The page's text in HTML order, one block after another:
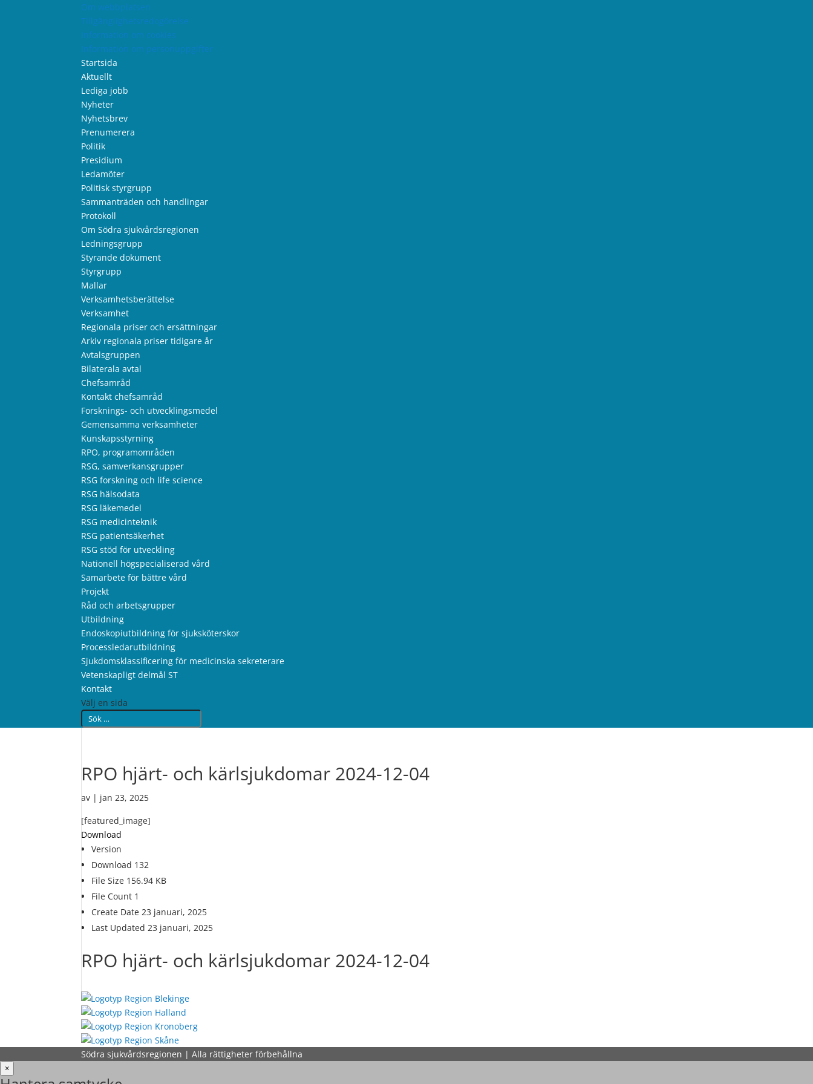
Om webbplatsen
Tillgänglighetsredogörelse
Information om cookies
Information om personuppgifter
Startsida
Aktuellt
Lediga jobb
Nyheter
Nyhetsbrev
Prenumerera
Politik
Presidium
Ledamöter
Politisk styrgrupp
Sammanträden och handlingar
Protokoll
Om Södra sjukvårdsregionen
Ledningsgrupp
Styrande dokument
Styrgrupp
Mallar
Verksamhetsberättelse
Verksamhet
Regionala priser och ersättningar
Arkiv regionala priser tidigare år
Avtalsgruppen
Bilaterala avtal
Chefsamråd
Kontakt chefsamråd
Forsknings- och utvecklingsmedel
Gemensamma verksamheter
Kunskapsstyrning
RPO, programområden
RSG, samverkansgrupper
RSG forskning och life science
RSG hälsodata
RSG läkemedel
RSG medicinteknik
RSG patientsäkerhet
RSG stöd för utveckling
Nationell högspecialiserad vård
Samarbete för bättre vård
Projekt
Råd och arbetsgrupper
Utbildning
Endoskopiutbildning för sjuksköterskor
Processledarutbildning
Sjukdomsklassificering för medicinska sekreterare
Vetenskapligt delmål ST
Kontakt
Välj en sida
RPO hjärt- och kärlsjukdomar 2024-12-04
av | jan 23, 2025
[featured_image]
Download
Version
Download 132
File Size 156.94 KB
File Count 1
Create Date23 januari, 2025
Last Updated23 januari, 2025
RPO hjärt- och kärlsjukdomar 2024-12-04
Södra sjukvårdsregionen | Alla rättigheter förbehållna
×